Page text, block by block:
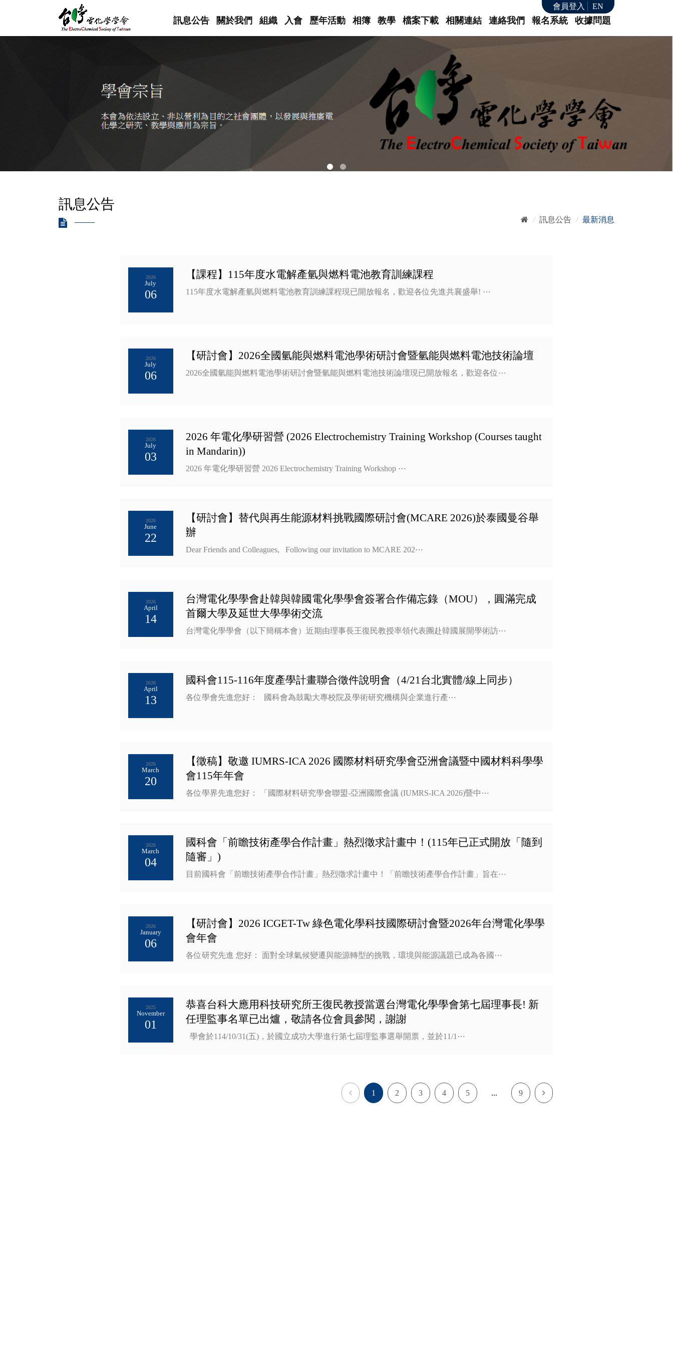
訊息公告 關於我們 組織 入會 歷年活動 相簿 教學 檔案下載 相關連結 連絡我們 報名系統 收據問題
會員登入 EN
訊息公告
/ 訊息公告 / 最新消息
2026
July
06
【課程】115年度水電解產氫與燃料電池教育訓練課程
115年度水電解產氫與燃料電池教育訓練課程現已開放報名，歡迎各位先進共襄盛舉! ⋯
2026
July
06
【研討會】2026全國氫能與燃料電池學術研討會暨氫能與燃料電池技術論壇
2026全國氫能與燃料電池學術研討會暨氫能與燃料電池技術論壇現已開放報名，歡迎各位⋯
2026
July
03
2026 年電化學研習營 (2026 Electrochemistry Training Workshop (Courses taught
in Mandarin))
2026 年電化學研習營 2026 Electrochemistry Training Workshop ⋯
2026
June
22
【研討會】替代與再生能源材料挑戰國際研討會(MCARE 2026)於泰國曼谷舉
辦
Dear Friends and Colleagues, Following our invitation to MCARE 202⋯
2026
April
14
台灣電化學學會赴韓與韓國電化學學會簽署合作備忘錄（MOU），圓滿完成
首爾大學及延世大學學術交流
台灣電化學學會（以下簡稱本會）近期由理事長王復民教授率領代表團赴韓國展開學術訪⋯
2026
April
13
國科會115-116年度產學計畫聯合徵件說明會（4/21台北實體/線上同步）
各位學會先進您好： 國科會為鼓勵大專校院及學術研究機構與企業進行產⋯
2026
March
20
【徵稿】敬邀 IUMRS-ICA 2026 國際材料研究學會亞洲會議暨中國材料科學學
會115年年會
各位學界先進您好： 「國際材料研究學會聯盟-亞洲國際會議 (IUMRS-ICA 2026)暨中⋯
2026
March
04
國科會「前瞻技術產學合作計畫」熱烈徵求計畫中！(115年已正式開放「隨到
隨審」)
目前國科會「前瞻技術產學合作計畫」熱烈徵求計畫中！「前瞻技術產學合作計畫」旨在⋯
2026
January
06
【研討會】2026 ICGET-Tw 綠色電化學科技國際研討會暨2026年台灣電化學學
會年會
各位研究先進 您好： 面對全球氣候變遷與能源轉型的挑戰，環境與能源議題已成為各國⋯
2025
November
01
恭喜台科大應用科技研究所王復民教授當選台灣電化學學會第七屆理事長! 新
任理監事名單已出爐，敬請各位會員參閱，謝謝
學會於114/10/31(五)，於國立成功大學進行第七屆理監事選舉開票，並於11/1⋯
Previous
1 2 3 4 5 ... 9 Next